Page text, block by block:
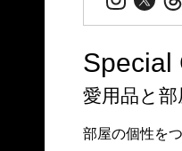
Special
愛用品と部
部屋の個性を